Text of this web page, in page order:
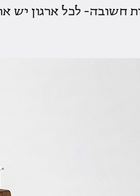
חשובה- לכל ארגון יש